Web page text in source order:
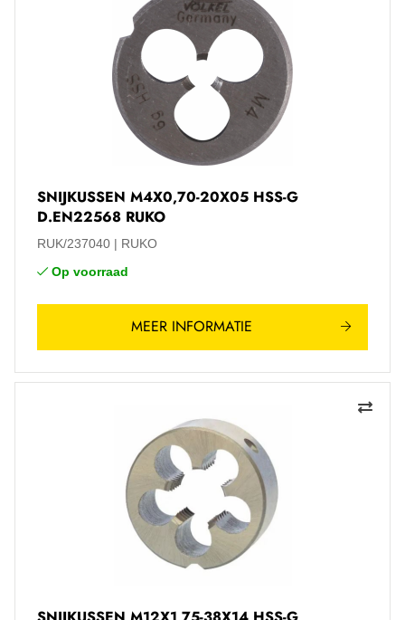
SNIJKUSSEN M4X0,70-20X05 HSS-G
D.EN22568 RUKO
RUK/237040
RUKO
Op voorraad
MEER INFORMATIE